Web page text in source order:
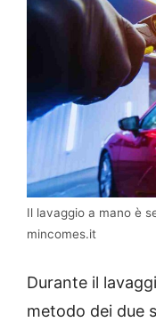
Il lavaggio a mano è
mincomes.it
Durante il
metodo dei due